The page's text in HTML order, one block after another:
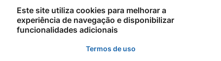
Rua Alceu Rossi, nº 351, Sala 03
Centro - Paranaíta/MT
Este site utiliza cookies para melhorar a
experiência de navegação e disponibilizar
funcionalidades adicionais
Termos de uso